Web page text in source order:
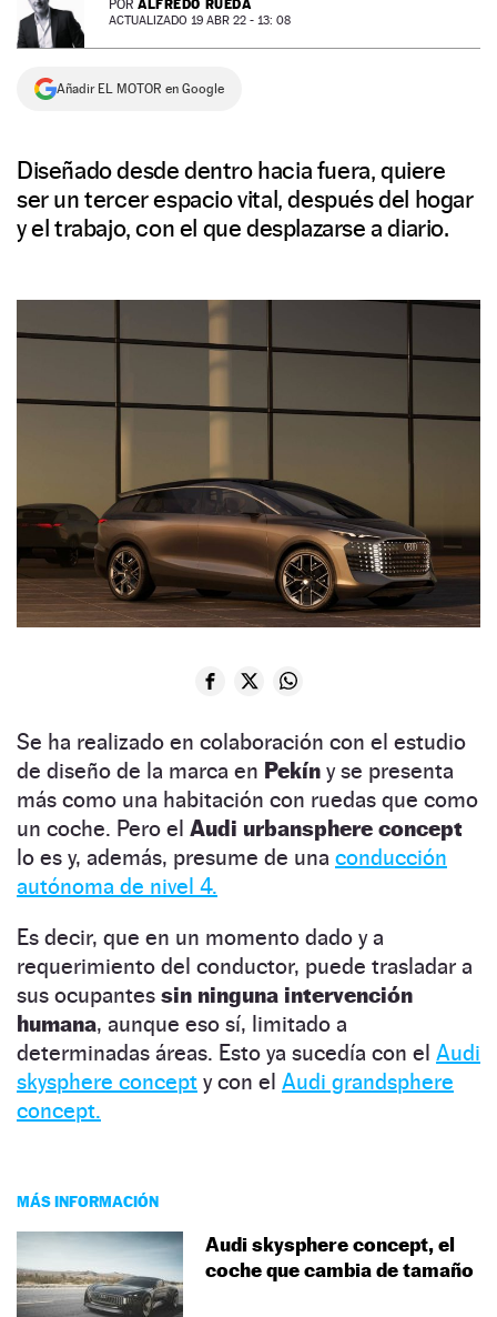
NEWSLETTER
SÍGUENOS
POR ALFREDO RUEDA
ACTUALIZADO 19 ABR 22 - 13: 08
Añadir EL MOTOR en Google
Diseñado desde dentro hacia fuera, quiere
ser un tercer espacio vital, después del hogar
y el trabajo, con el que desplazarse a diario.
Se ha realizado en colaboración con el estudio
de diseño de la marca en Pekín y se presenta
más como una habitación con ruedas que como
un coche. Pero el Audi urbansphere concept
lo es y, además, presume de una conducción
autónoma de nivel 4.
Es decir, que en un momento dado y a
requerimiento del conductor, puede trasladar a
sus ocupantes sin ninguna intervención
humana, aunque eso sí, limitado a
determinadas áreas. Esto ya sucedía con el Audi
skysphere concept y con el Audi grandsphere
concept.
MÁS INFORMACIÓN
Audi skysphere concept, el
coche que cambia de tamaño